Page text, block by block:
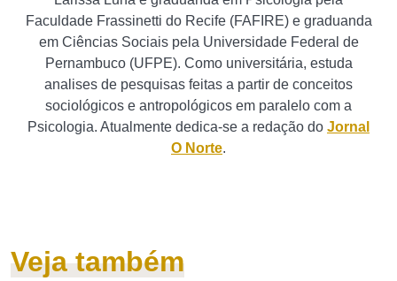
Faculdade Frassinetti do Recife (FAFIRE) e graduanda
em Ciências Sociais pela Universidade Federal de
Pernambuco (UFPE). Como universitária, estuda
analises de pesquisas feitas a partir de conceitos
sociológicos e antropológicos em paralelo com a
Psicologia. Atualmente dedica-se a redação do Jornal
O Norte.
Veja também